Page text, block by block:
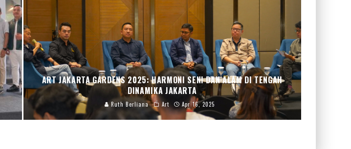
ART JAKARTA GARDENS 2025: HARMONI SENI DAN ALAM DI TENGAH
DINAMIKA JAKARTA
Ruth Berliana Art Apr 16, 2025